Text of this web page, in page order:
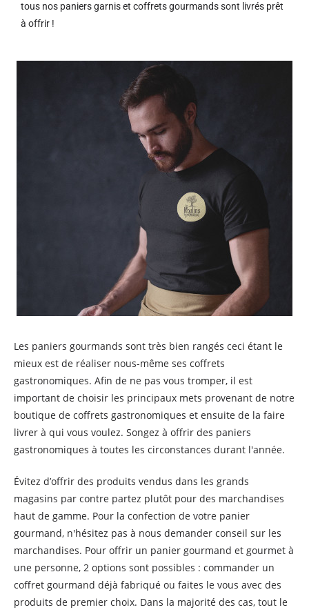
tous nos paniers garnis et coffrets gourmands sont livrés prêt
à offrir !
Les paniers gourmands sont très bien rangés ceci étant le
mieux est de réaliser nous-même ses coffrets
gastronomiques. Afin de ne pas vous tromper, il est
important de choisir les principaux mets provenant de notre
boutique de coffrets gastronomiques et ensuite de la faire
livrer à qui vous voulez. Songez à offrir des paniers
gastronomiques à toutes les circonstances durant l'année.
Évitez d’offrir des produits vendus dans les grands
magasins par contre partez plutôt pour des marchandises
haut de gamme. Pour la confection de votre panier
gourmand, n'hésitez pas à nous demander conseil sur les
marchandises. Pour offrir un panier gourmand et gourmet à
une personne, 2 options sont possibles : commander un
coffret gourmand déjà fabriqué ou faites le vous avec des
produits de premier choix. Dans la majorité des cas, tout le